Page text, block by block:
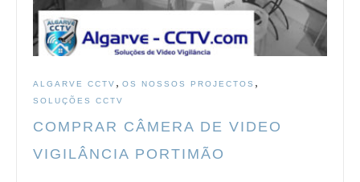
ALGARVE CCTV , OS NOSSOS PROJECTOS ,
SOLUÇÕES CCTV
COMPRAR CÂMERA DE VIDEO
VIGILÂNCIA PORTIMÃO